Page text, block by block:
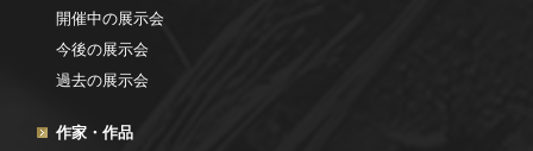
開催中の展示会
今後の展示会
過去の展示会
作家・作品